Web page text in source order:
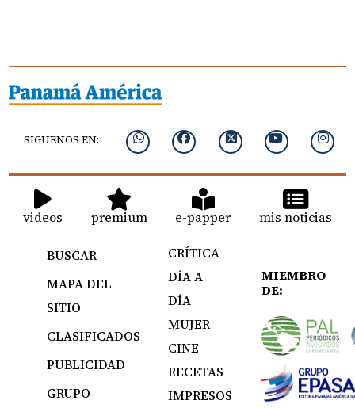
SIGUENOS EN:
videos premium e-papper mis noticias
BUSCAR
MAPA DEL
SITIO
CLASIFICADOS
PUBLICIDAD
GRUPO
CRÍTICA
DÍA A
DÍA
MUJER
CINE
RECETAS
IMPRESOS
MIEMBRO
DE: